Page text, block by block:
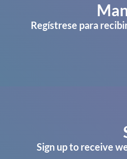
Regístrese para
Sign up to receive